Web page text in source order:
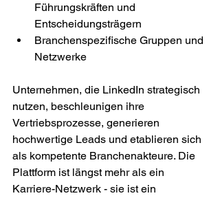
Führungskräften und
Entscheidungsträgern
Branchenspezifische Gruppen und
Netzwerke
Unternehmen, die LinkedIn strategisch
nutzen, beschleunigen ihre
Vertriebsprozesse, generieren
hochwertige Leads und etablieren sich
als kompetente Branchenakteure. Die
Plattform ist längst mehr als ein
Karriere-Netzwerk - sie ist ein